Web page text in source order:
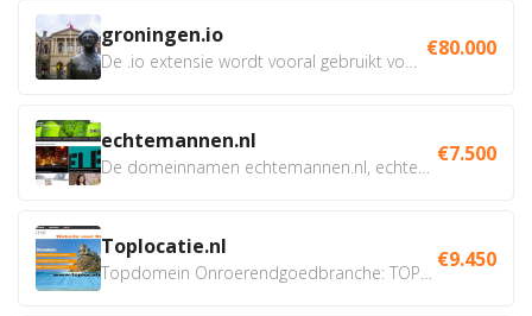
groningen.io €80.000
echtemannen.nl €7.500
Toplocatie.nl €9.450